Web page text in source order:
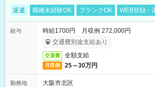
派遣 職種未経験OK ブランクOK WEB登録・
給与
時給1700円 月収例 272,000円
交通費別途支給あり
交通費 全額支給
月収例 25～30万円
勤務地
大阪市北区